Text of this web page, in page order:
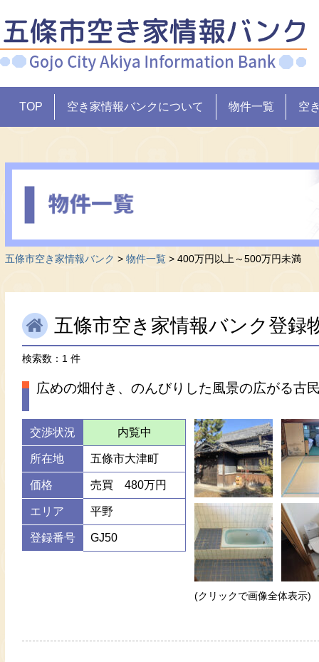
TOP 空き家情報バンクについて 物件一覧 空
五條市空き家情報バンク > 物件一覧 > 400万円以上～500万円未満
五條市空き家情報バンク登録
検索数：1 件
広めの畑付き、のんびりした風景の広がる古
交渉状況 内覧中
所在地 五條市大津町
価格 売買 480万円
エリア 平野
登録番号 GJ50
(クリックで画像全体表示)